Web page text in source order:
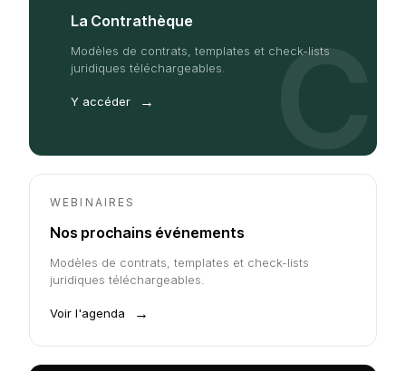
La Contrathèque
Modèles de contrats, templates et check-lists
juridiques téléchargeables.
Y accéder → C
WEBINAIRES
Nos prochains événements
Modèles de contrats, templates et check-lists
juridiques téléchargeables.
Voir l'agenda →